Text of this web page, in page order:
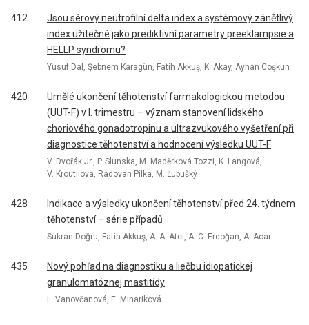
412
Jsou sérový neutrofilní delta index a systémový zánětlivý
index užitečné jako prediktivní parametry preeklampsie a
HELLP syndromu?
Yusuf Dal, Şebnem Karagün, Fatih Akkuş, K. Akay, Ayhan Coşkun
420
Umělé ukončení těhotenství farmakologickou metodou
(UUT-F) v I. trimestru – význam stanovení lidského
choriového gonadotropinu a ultrazvukového vyšetření při
diagnostice těhotenství a hodnocení výsledku UUT-F
V. Dvořák Jr., P. Slunska, M. Maděrková Tozzi, K. Langová,
V. Kroutilova, Radovan Pilka, M. Ľubušký
428
Indikace a výsledky ukončení těhotenství před 24. týdnem
těhotenství – série případů
Sukran Doğru, Fatih Akkuş, A. A. Atci, A. C. Erdoğan, A. Acar
435
Nový pohľad na diagnostiku a liečbu idiopatickej
granulomatóznej mastitídy
L. Vanovčanová, E. Minariková